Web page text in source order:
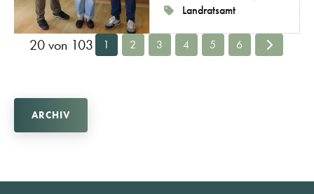
Landratsamt
20 von 103 1 2 3 4 5 6
ARCHIV